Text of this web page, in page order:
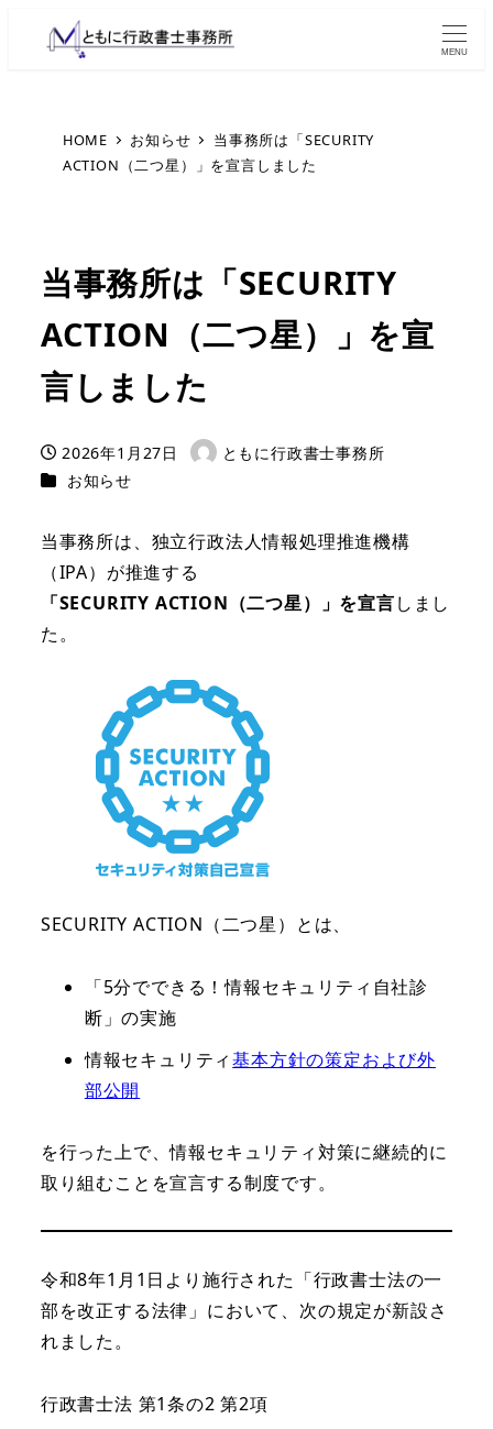
MENU
HOME お知らせ
当事務所は「SECURITY
ACTION（二つ星）」を宣言しました
当事務所は「SECURITY
ACTION（二つ星）」を宣
言しました
投稿日
2026年1月27日
著
ともに行政書士事務所
カテゴリー
お知らせ
当事務所は、独立行政法人情報処理推進機構
（IPA）が推進する
「SECURITY ACTION（二つ星）」を宣言しまし
た。
SECURITY ACTION（二つ星）とは、
「5分でできる！情報セキュリティ自社診
断」の実施
情報セキュリティ基本方針の策定および外
部公開
を行った上で、情報セキュリティ対策に継続的に
取り組むことを宣言する制度です。
令和8年1月1日より施行された「行政書士法の一
部を改正する法律」において、次の規定が新設さ
れました。
行政書士法 第1条の2 第2項